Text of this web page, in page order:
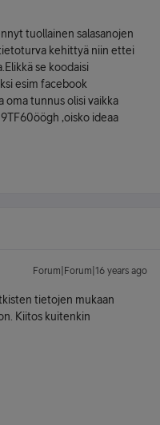
tuollainen salasanojen
kehittyä niin ettei
se koodaisi
esim facebook
oma tunnus olisi vaikka
,oisko ideaa
Forum|Forum|16 years ago
tietojen mukaan
Kiitos kuitenkin